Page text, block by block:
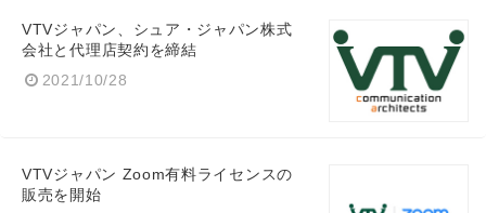
VTVジャパン、シュア・ジャパン株式
会社と代理店契約を締結
2021/10/28
VTVジャパン Zoom有料ライセンスの
販売を開始